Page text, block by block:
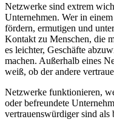
Netzwerke sind extrem
Unternehmen. Wer in
fördern, ermutigen und
Kontakt zu Menschen, die
es leichter, Geschäfte
machen. Außerhalb eines
weiß, ob der andere
Netzwerke funktionieren,
oder befreundete
vertrauenswürdiger sind als